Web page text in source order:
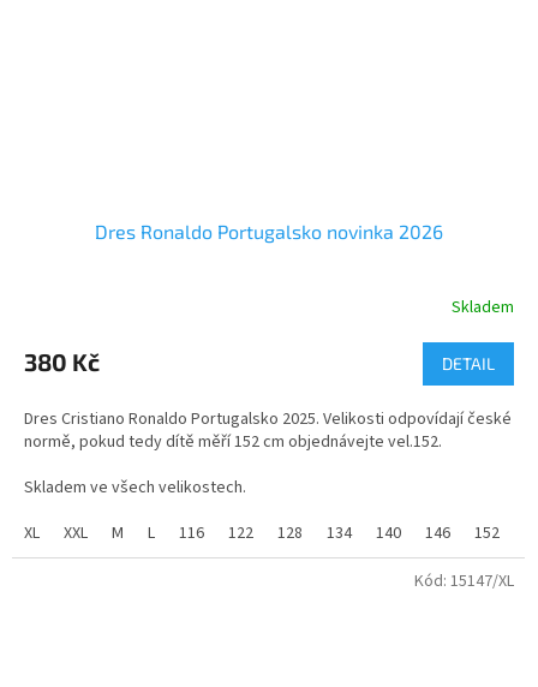
Dres Ronaldo Portugalsko novinka 2026
produktu
je
z
5
Skladem
380 Kč DETAIL
Dres Cristiano Ronaldo Portugalsko 2025. Velikosti odpovídají české
normě, pokud tedy dítě měří 152 cm objednávejte vel.152.
Skladem ve všech velikostech.
Dětské velikosti - 116 až 164cm
XL XXL M L 116 122 128 134 140 146 152
Kód: 15147/XL